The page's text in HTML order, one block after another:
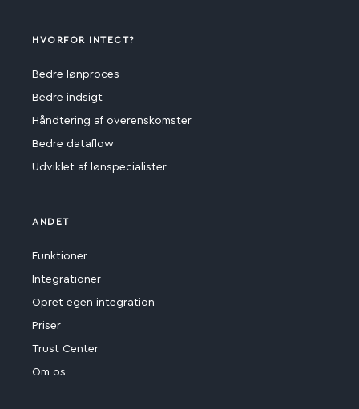
HVORFOR INTECT?
Bedre lønproces
Bedre indsigt
Håndtering af overenskomster
Bedre dataflow
Udviklet af lønspecialister
ANDET
Funktioner
Integrationer
Opret egen integration
Priser
Trust Center
Om os